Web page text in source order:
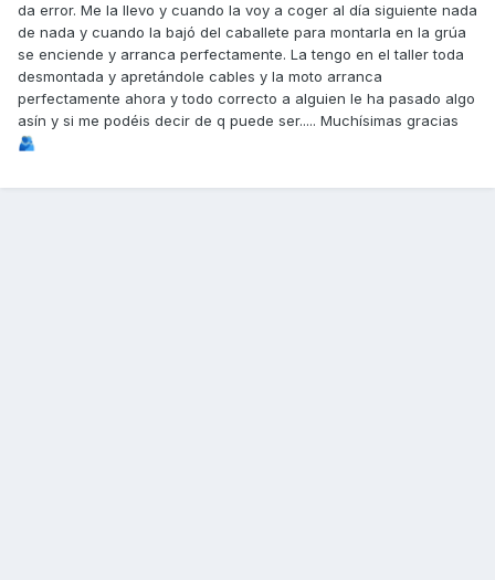
da error. Me la llevo y cuando la voy a coger al día siguiente nada
de nada y cuando la bajó del caballete para montarla en la grúa
se enciende y arranca perfectamente. La tengo en el taller toda
desmontada y apretándole cables y la moto arranca
perfectamente ahora y todo correcto a alguien le ha pasado algo
asín y si me podéis decir de q puede ser..... Muchísimas gracias
🫂